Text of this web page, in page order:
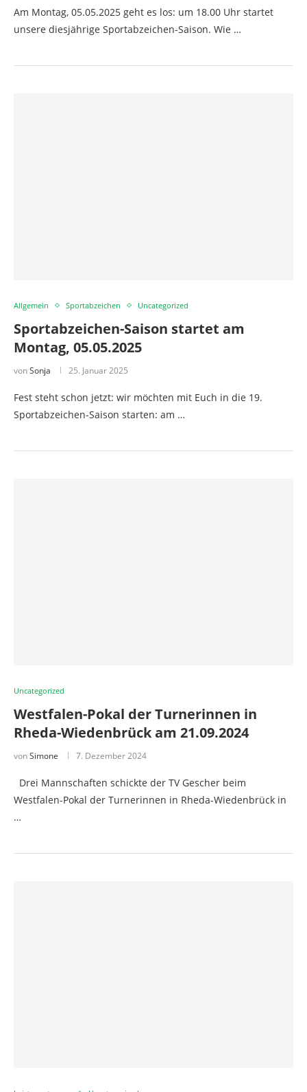
Am Montag, 05.05.2025 geht es los: um 18.00 Uhr startet
unsere diesjährige Sportabzeichen-Saison. Wie …
Allgemein Sportabzeichen Uncategorized
Sportabzeichen-Saison startet am
Montag, 05.05.2025
vonSonja 25. Januar 2025
Fest steht schon jetzt: wir möchten mit Euch in die 19.
Sportabzeichen-Saison starten: am …
Uncategorized
Westfalen-Pokal der Turnerinnen in
Rheda-Wiedenbrück am 21.09.2024
vonSimone 7. Dezember 2024
Drei Mannschaften schickte der TV Gescher beim
Westfalen-Pokal der Turnerinnen in Rheda-Wiedenbrück in
…